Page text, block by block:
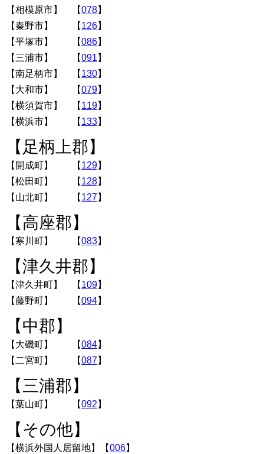
【相模原市】 【078】
【秦野市】 【 126】
【平塚市】 【086】
【三浦市】 【091】
【南足柄市】 【 130】
【大和市】 【079】
【横須賀市】 【 119】
【横浜市】 【 133】
【足柄上郡】
【開成町】 【 129】
【松田町】 【 128】
【山北町】 【 127 】
【高座郡】
【寒川町】 【083】
【津久井郡】
【津久井町】 【 109】
【藤野町】 【094】
【中郡】
【大磯町】 【084】
【二宮町】 【087 】
【三浦郡】
【葉山町】 【092】
【その他】
【横浜外国人居留地】【006】